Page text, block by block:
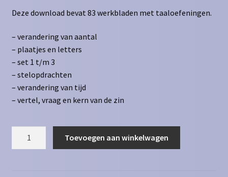
Deze download bevat 83 werkbladen met taaloefeningen.
– verandering van aantal
– plaatjes en letters
– set 1 t/m 3
– stelopdrachten
– verandering van tijd
– vertel, vraag en kern van de zin
Toevoegen aan winkelwagen